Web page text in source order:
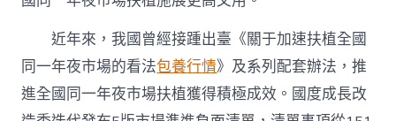
近年來，我國曾經接踵出臺《關于加速扶植全國
同一年夜市場的看法包養行情》及系列配套辦法，推
進全國同一年夜市場扶植獲得積極成效。國度成長改